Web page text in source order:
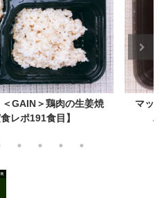
GAIN＞鶏肉豆腐ハン
食レポ190食目】
マッ
ス